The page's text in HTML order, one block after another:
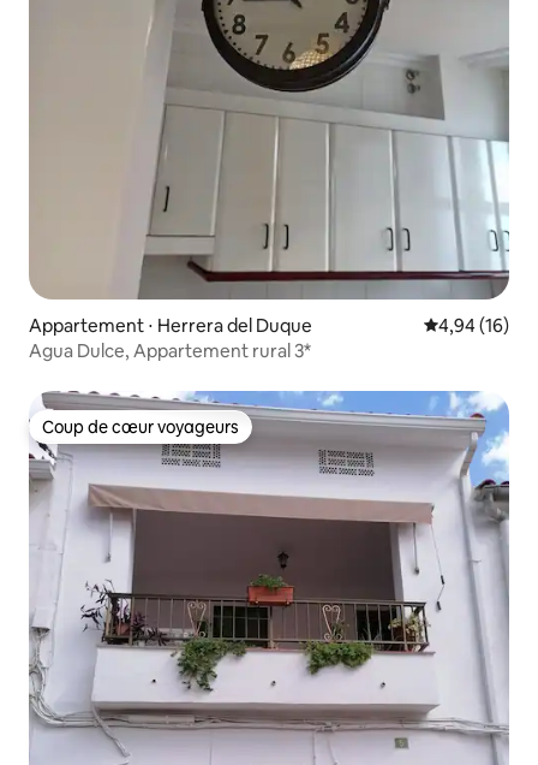
Appartement ⋅ Herrera del Duque Évaluation
4,94 (16)
Agua Dulce, Appartement rural 3*
Coup de cœur voyageurs
Coup de cœur voyageurs